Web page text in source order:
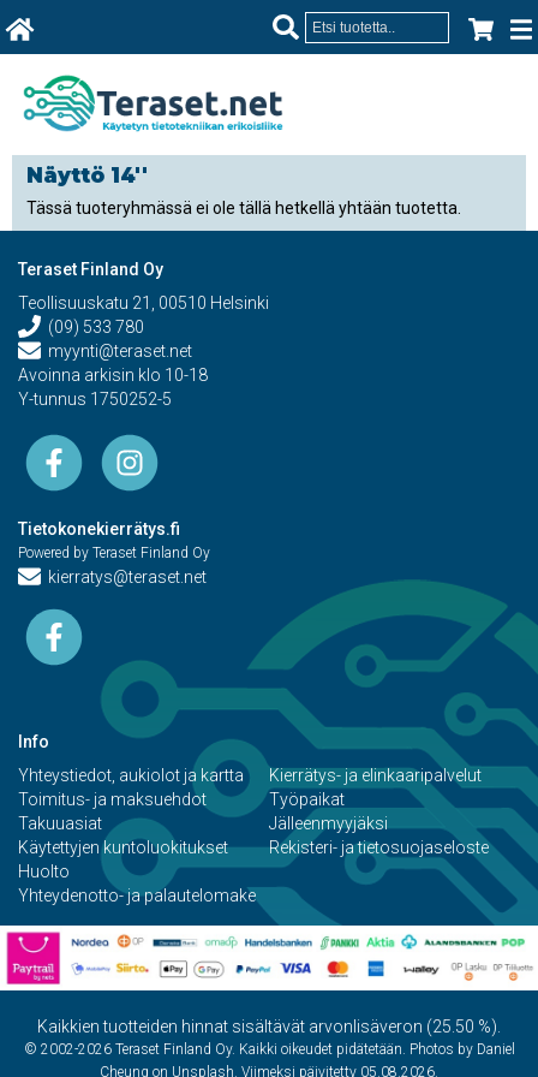
Näyttö 14''
Tässä tuoteryhmässä ei ole tällä hetkellä yhtään tuotetta.
Teraset Finland Oy
Teollisuuskatu 21, 00510 Helsinki
(09) 533 780
myynti@teraset.net
Avoinna arkisin klo 10-18
Y-tunnus 1750252-5
Tietokonekierrätys.fi
Powered by Teraset Finland Oy
kierratys@teraset.net
Info
Yhteystiedot, aukiolot ja kartta
Toimitus- ja maksuehdot
Takuuasiat
Käytettyjen kuntoluokitukset
Huolto
Yhteydenotto- ja palautelomake
Kierrätys- ja elinkaaripalvelut
Työpaikat
Jälleenmyyjäksi
Rekisteri- ja tietosuojaseloste
Kaikkien tuotteiden hinnat sisältävät arvonlisäveron (25.50 %).
© 2002-2026 Teraset Finland Oy. Kaikki oikeudet pidätetään. Photos by Daniel
Cheung on Unsplash. Viimeksi päivitetty 05.08.2026.